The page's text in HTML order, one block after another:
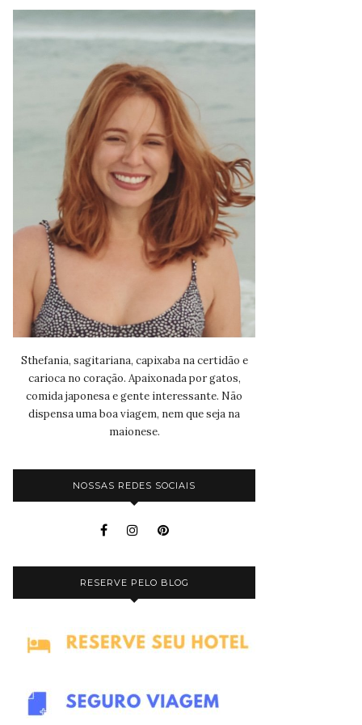
Sthefania, sagitariana, capixaba na certidão e
carioca no coração. Apaixonada por gatos,
comida japonesa e gente interessante. Não
dispensa uma boa viagem, nem que seja na
maionese.
NOSSAS REDES SOCIAIS
RESERVE PELO BLOG